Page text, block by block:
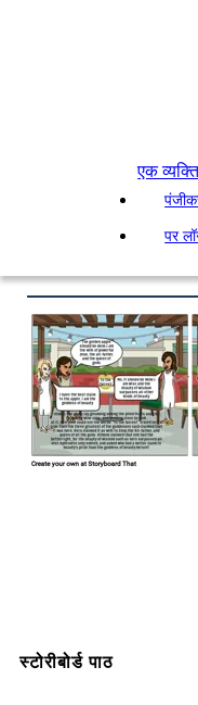
एक
पर
स्टोरीबोर्ड पाठ